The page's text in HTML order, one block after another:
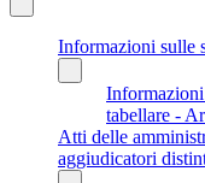
Informazioni sulle
tabellare -
Atti delle
aggiudicatori